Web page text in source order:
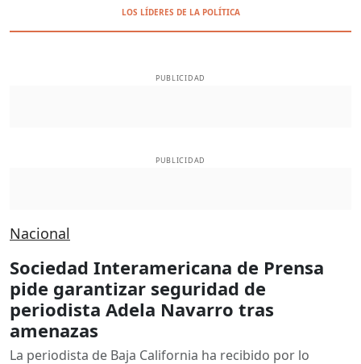
LOS LÍDERES DE LA POLÍTICA
PUBLICIDAD
PUBLICIDAD
Nacional
Sociedad Interamericana de Prensa
pide garantizar seguridad de
periodista Adela Navarro tras
amenazas
La periodista de Baja California ha recibido por lo